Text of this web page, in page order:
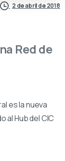
2 de abril de 2018
Red de
es la nueva
al Hub del CIC